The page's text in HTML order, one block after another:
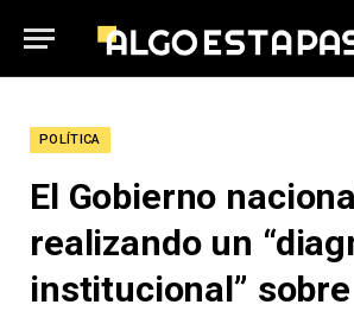
POLÍTICA
El Gobierno
realizando un
institucional” sobre